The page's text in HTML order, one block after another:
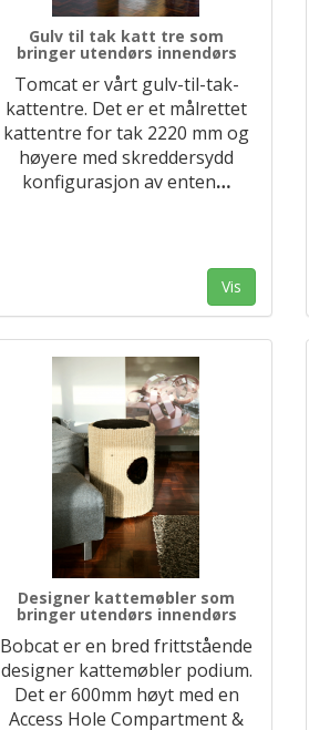
Gulv til tak katt tre som
bringer utendørs innendørs
Tomcat er vårt gulv-til-tak-
kattentre. Det er et målrettet
kattentre for tak 2220 mm og
høyere med skreddersydd
konfigurasjon av enten…
Vis
Designer kattemøbler som
bringer utendørs innendørs
Bobcat er en bred frittstående
designer kattemøbler podium.
Det er 600mm høyt med en
Access Hole Compartment &